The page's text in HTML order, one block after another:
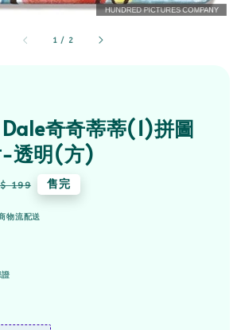
1 / 2
奇奇蒂蒂(1)拼圖
-透明(方)
199 售完
物流配送